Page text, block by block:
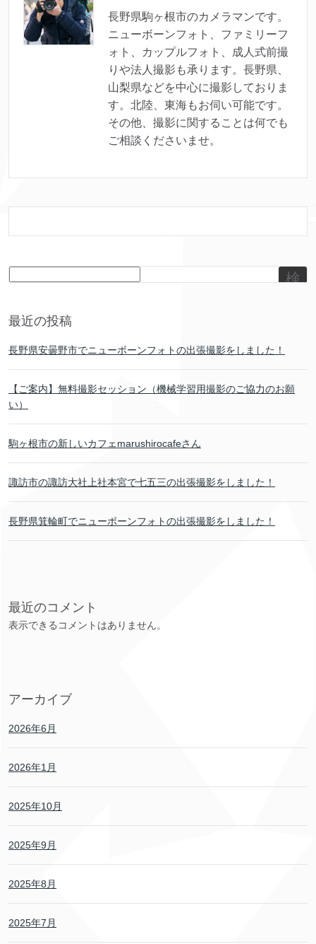
長野県駒ヶ根市のカメラマンです。
ニューボーンフォト、ファミリーフ
ォト、カップルフォト、成人式前撮
りや法人撮影も承ります。長野県、
山梨県などを中心に撮影しておりま
す。北陸、東海もお伺い可能です。
その他、撮影に関することは何でも
ご相談くださいませ。
検
最近の投稿
長野県安曇野市でニューボーンフォトの出張撮影をしました！
【ご案内】無料撮影セッション（機械学習用撮影のご協力のお願
い）
駒ヶ根市の新しいカフェmarushirocafeさん
諏訪市の諏訪大社上社本宮で七五三の出張撮影をしました！
長野県箕輪町でニューボーンフォトの出張撮影をしました！
最近のコメント
表示できるコメントはありません。
アーカイブ
2026年6月
2026年1月
2025年10月
2025年9月
2025年8月
2025年7月